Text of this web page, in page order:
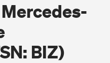
BIZ)